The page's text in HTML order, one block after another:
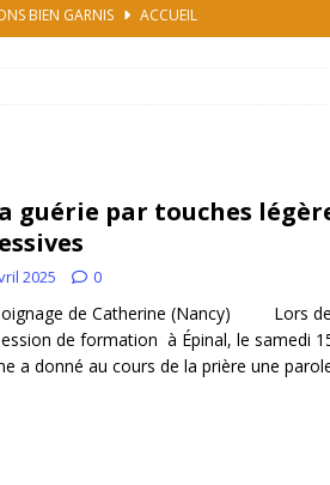
BIEN GARNIS
ACCUEIL
devient prière
ACCUEIL
“Magnifica Humanitas”. Par le Père
eu la grâce d’être visité par Dieu”
joie soit parfaite ! Jn 15, 11
guérie par touches
2025 0
de Catherine (Nancy) Lors de
de formation à Épinal, le samedi
a donné au cours de la prière une